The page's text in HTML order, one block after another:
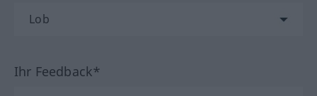
Ihr Feedback*